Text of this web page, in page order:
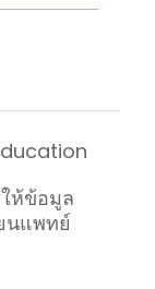
ห้ข้อมูล
นแพทย์